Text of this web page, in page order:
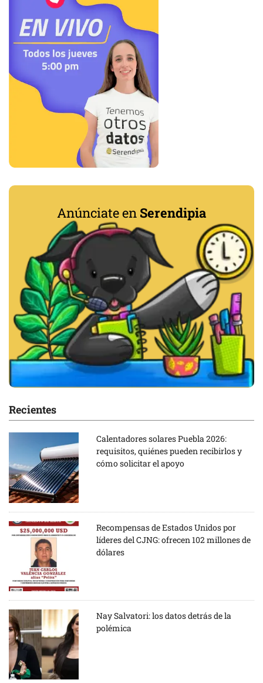
Anúnciate en Serendipia
Recientes
Calentadores solares Puebla 2026:
requisitos, quiénes pueden recibirlos y
cómo solicitar el apoyo
Recompensas de Estados Unidos por
líderes del CJNG: ofrecen 102 millones de
dólares
Nay Salvatori: los datos detrás de la
polémica